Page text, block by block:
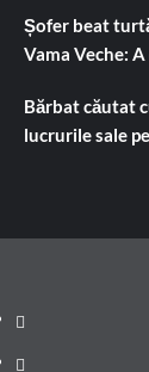
Șofer beat
Vama Veche:
Bărbat căutat
lucrurile sale
Prima
pagină
Știri